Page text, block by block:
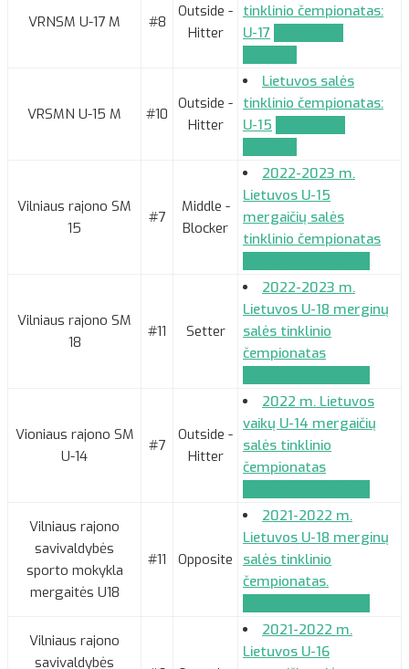
VRNSM U-17 M #8
Outside -
Hitter
tinklinio čempionatas:
U-17
VRSMN U-15 M #10
Outside -
Hitter
Lietuvos salės
tinklinio čempionatas:
U-15
Vilniaus rajono SM
15
#7
Middle -
Blocker
2022-2023 m.
Lietuvos U-15
mergaičių salės
tinklinio čempionatas
Vilniaus rajono SM
18
#11 Setter
2022-2023 m.
Lietuvos U-18 merginų
salės tinklinio
čempionatas
Vioniaus rajono SM
U-14
#7
Outside -
Hitter
2022 m. Lietuvos
vaikų U-14 mergaičių
salės tinklinio
čempionatas
Vilniaus rajono
savivaldybės
sporto mokykla
mergaitės U18
#11 Opposite
2021-2022 m.
Lietuvos U-18 merginų
salės tinklinio
čempionatas.
Vilniaus rajono
savivaldybės
2021-2022 m.
Lietuvos U-16